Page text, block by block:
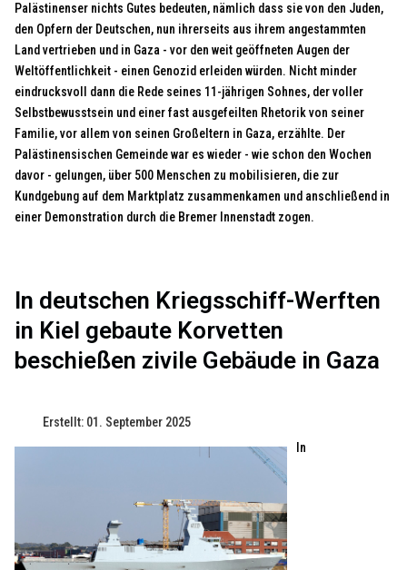
Palästinenser nichts Gutes bedeuten, nämlich dass sie von den Juden,
den Opfern der Deutschen, nun ihrerseits aus ihrem angestammten
Land vertrieben und in Gaza - vor den weit geöffneten Augen der
Weltöffentlichkeit - einen Genozid erleiden würden. Nicht minder
eindrucksvoll dann die Rede seines 11-jährigen Sohnes, der voller
Selbstbewusstsein und einer fast ausgefeilten Rhetorik von seiner
Familie, vor allem von seinen Großeltern in Gaza, erzählte. Der
Palästinensischen Gemeinde war es wieder - wie schon den Wochen
davor - gelungen, über 500 Menschen zu mobilisieren, die zur
Kundgebung auf dem Marktplatz zusammenkamen und anschließend in
einer Demonstration durch die Bremer Innenstadt zogen.
In deutschen Kriegsschiff-Werften
in Kiel gebaute Korvetten
beschießen zivile Gebäude in Gaza
Erstellt: 01. September 2025
In